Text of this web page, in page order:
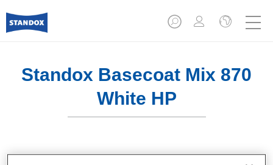
Standox Basecoat Mix 870
White HP